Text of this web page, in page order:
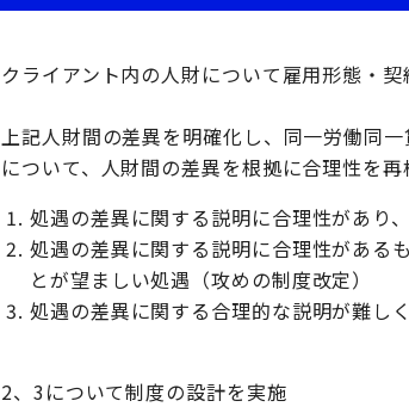
クライアント内の人財について雇用形態・
上記人財間の差異を明確化し、同一労働同
について、人財間の差異を根拠に合理性を
処遇の差異に関する説明に合理性があり
処遇の差異に関する説明に合理性がある
とが望ましい処遇（攻めの制度改定）
処遇の差異に関する合理的な説明が難し
2、3について制度の設計を実施